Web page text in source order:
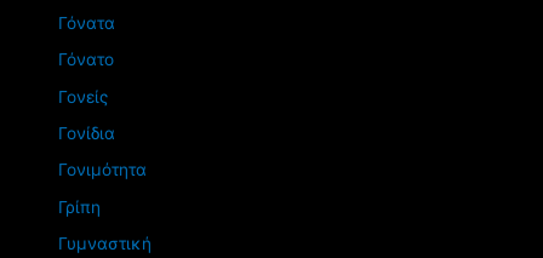
Γόνατα
Γόνατο
Γονείς
Γονίδια
Γονιμότητα
Γρίπη
Γυμναστική